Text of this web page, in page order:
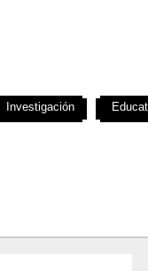
Investigación